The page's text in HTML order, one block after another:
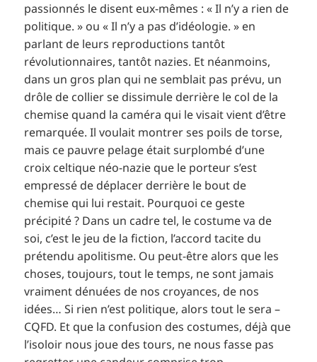
passionnés le disent eux-mêmes : « Il n’y a rien de
politique. » ou « Il n’y a pas d’idéologie. » en
parlant de leurs reproductions tantôt
révolutionnaires, tantôt nazies. Et néanmoins,
dans un gros plan qui ne semblait pas prévu, un
drôle de collier se dissimule derrière le col de la
chemise quand la caméra qui le visait vient d’être
remarquée. Il voulait montrer ses poils de torse,
mais ce pauvre pelage était surplombé d’une
croix celtique néo-nazie que le porteur s’est
empressé de déplacer derrière le bout de
chemise qui lui restait. Pourquoi ce geste
précipité ? Dans un cadre tel, le costume va de
soi, c’est le jeu de la fiction, l’accord tacite du
prétendu apolitisme. Ou peut-être alors que les
choses, toujours, tout le temps, ne sont jamais
vraiment dénuées de nos croyances, de nos
idées… Si rien n’est politique, alors tout le sera –
CQFD. Et que la confusion des costumes, déjà que
l’isoloir nous joue des tours, ne nous fasse pas